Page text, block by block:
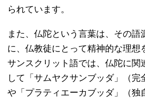
られています。
また、仏陀という言葉は、その語
に、仏教徒にとって精神的な理想
サンスクリット語では、仏陀に関
して「サムヤクサンブッダ」（完
や「プラティエーカブッダ」（独